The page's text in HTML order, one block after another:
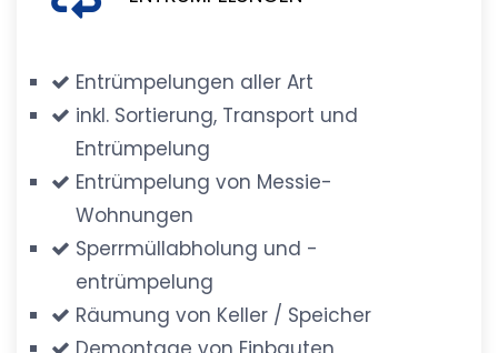
Entrümpelungen aller Art
inkl. Sortierung, Transport und
Entrümpelung
Entrümpelung von Messie-
Wohnungen
Sperrmüllabholung und -
entrümpelung
Räumung von Keller / Speicher